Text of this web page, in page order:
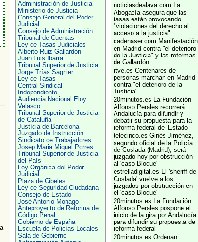
Administración de Justicia
Ministerio de Justicia
Consejo General del Poder
Judicial
Consejo de Administración
Tribunal de Cuentas
Ley de Tasas Judiciales
Alberto Ruiz Gallardón
Juan Luis Ibarra
Tribunal Superior de Justicia
Jorge Trías Sagnier
Ley de Tasas
Central Sindical
Independiente
Audiencia Nacional Eloy
Velasco
Tribunal Superior de Justicia
de Cataluña
Justícia de Barcelona
Juzgado de Instrucción
Sindicato de Trabajadores
Josep Maria Miquel Porres
Tribunal Superior de Justicia
del País
Ley Orgánica del Poder
Judicial
Plaza de Cibeles
Ley de Seguridad Ciudadana
Consejo de Estado
José Antonio Monago
Anteproyecto de Reforma del
Código Penal
Gobierno de España
Escuela de Policías Locales
Sala de Gobierno
noticiasdealava.com La
Abogacía asegura que las
tasas están provocando
"violaciones del derecho al
acceso a la justicia"
cadenaser.com Manifestación
en Madrid contra "el deterioro
de la Justicia" y las reformas
de Gallardón
rtve.es Centenares de
personas marchan en Madrid
contra "el deterioro de la
Justicia"
20minutos.es La Fundación
Alfonso Perales recorrerá
Andalucía para difundir y
debatir su propuesta para la
reforma federal del Estado
telecinco.es Ginés Jiménez,
segundo oficial de la Policía
de Coslada (Madrid), será
juzgado hoy por obstrucción
al 'caso Bloque'
estrelladigital.es El 'sheriff de
Coslada' vuelve a los
juzgados por obstrucción en
el 'caso Bloque'
20minutos.es La Fundación
Alfonso Perales pospone el
inicio de la gira por Andalucía
para difundir su propuesta de
reforma federal
20minutos.es Ordenan